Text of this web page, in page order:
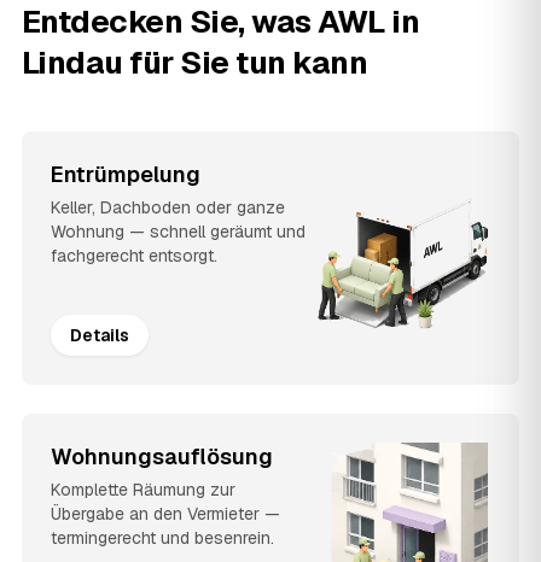
Entdecken Sie, was AWL in
Lindau für Sie tun kann
Entrümpelung
Keller, Dachboden oder ganze
Wohnung — schnell geräumt und
fachgerecht entsorgt.
Details
Wohnungsauflösung
Komplette Räumung zur
Übergabe an den Vermieter —
termingerecht und besenrein.